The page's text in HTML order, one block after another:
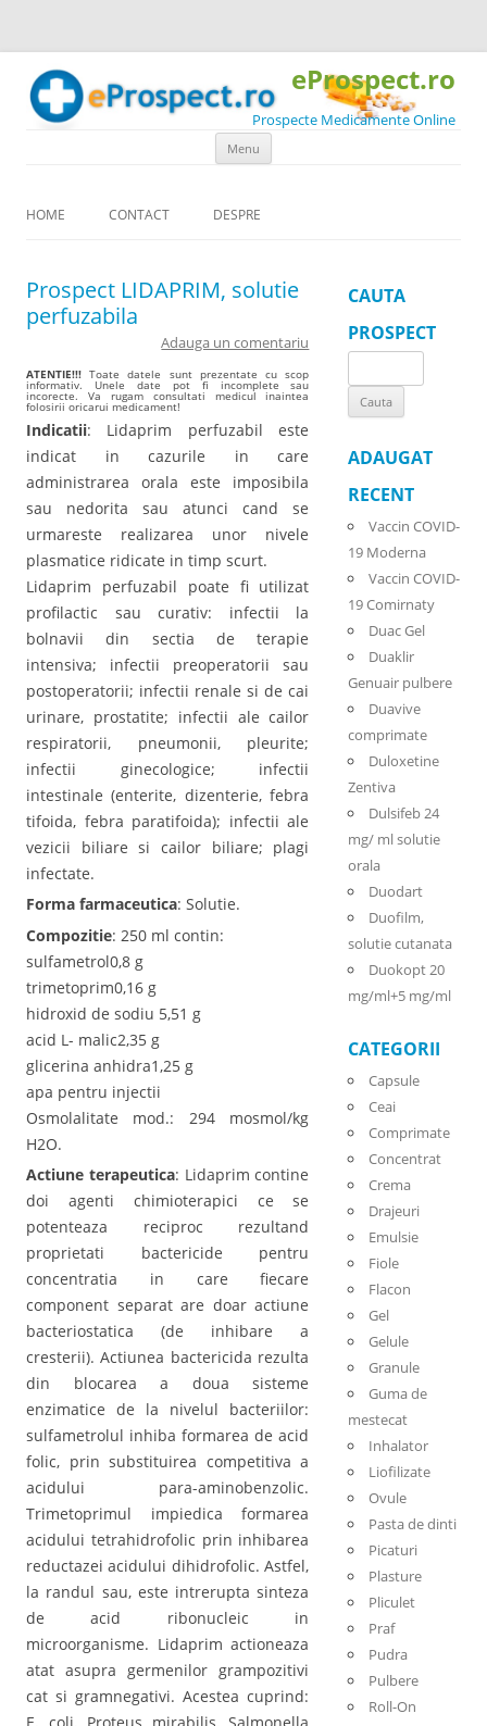
eProspect.ro
Prospecte Medicamente Online
Menu
HOME CONTACT DESPRE
Prospect LIDAPRIM, solutie
perfuzabila
Adauga un comentariu
ATENTIE!!! Toate datele sunt prezentate cu scop
informativ. Unele date pot fi incomplete sau
incorecte. Va rugam consultati medicul inaintea
folosirii oricarui medicament!
Indicatii: Lidaprim perfuzabil este
indicat in cazurile in care
administrarea orala este imposibila
sau nedorita sau atunci cand se
urmareste realizarea unor nivele
plasmatice ridicate in timp scurt.
Lidaprim perfuzabil poate fi utilizat
profilactic sau curativ: infectii la
bolnavii din sectia de terapie
intensiva; infectii preoperatorii sau
postoperatorii; infectii renale si de cai
urinare, prostatite; infectii ale cailor
respiratorii, pneumonii, pleurite;
infectii ginecologice; infectii
intestinale (enterite, dizenterie, febra
tifoida, febra paratifoida); infectii ale
vezicii biliare si cailor biliare; plagi
infectate.
Forma farmaceutica: Solutie.
Compozitie: 250 ml contin:
sulfametrol0,8 g
trimetoprim0,16 g
hidroxid de sodiu 5,51 g
acid L- malic2,35 g
glicerina anhidra1,25 g
apa pentru injectii
Osmolalitate mod.: 294 mosmol/kg
H2O.
Actiune terapeutica: Lidaprim contine
doi agenti chimioterapici ce se
potenteaza reciproc rezultand
proprietati bactericide pentru
concentratia in care fiecare
component separat are doar actiune
bacteriostatica (de inhibare a
cresterii). Actiunea bactericida rezulta
din blocarea a doua sisteme
enzimatice de la nivelul bacteriilor:
sulfametrolul inhiba formarea de acid
folic, prin substituirea competitiva a
acidului para-aminobenzolic.
Trimetoprimul impiedica formarea
acidului tetrahidrofolic prin inhibarea
reductazei acidului dihidrofolic. Astfel,
la randul sau, este intrerupta sinteza
de acid ribonucleic in
microorganisme. Lidaprim actioneaza
atat asupra germenilor grampozitivi
cat si gramnegativi. Acestea cuprind:
CAUTA
PROSPECT
for:
ADAUGAT
RECENT
Vaccin COVID-
19 Moderna
Vaccin COVID-
19 Comirnaty
Duac Gel
Duaklir
Genuair pulbere
Duavive
comprimate
Duloxetine
Zentiva
Dulsifeb 24
mg/ ml solutie
orala
Duodart
Duofilm,
solutie cutanata
Duokopt 20
mg/ml+5 mg/ml
CATEGORII
Capsule
Ceai
Comprimate
Concentrat
Crema
Drajeuri
Emulsie
Fiole
Flacon
Gel
Gelule
Granule
Guma de
mestecat
Inhalator
Liofilizate
Ovule
Pasta de dinti
Picaturi
Plasture
Pliculet
Praf
Pudra
Pulbere
Roll-On